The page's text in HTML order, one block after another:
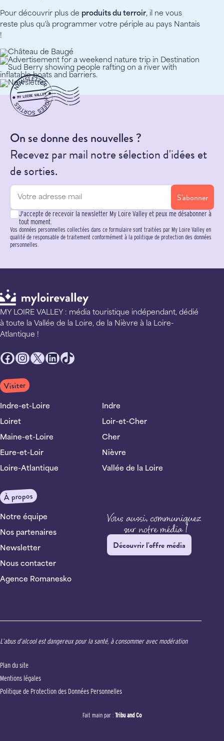
Pour découvrir plus de produits du terroir, il ne vous
reste plus qu'à programmer votre périple au pays Nantais
!
On se donne des nouvelles ?
Recevez par mail notre sélection d'idées et
de sorties.
S'abonner
J'accepte de recevoir la newsletter My Loire Valley et peux me désabonner à
tout moment.
Vos données personnelles collectées dans ce formulaire sont traitées par My Loire Valley en
qualité de responsable de traitement conformément à la politique de protection des données
personnelles.
MY LOIRE VALLEY : média touristique indépendant, dédié
à toute la Vallée de la Loire, de la Nièvre à la Loire-
Atlantique !
Facebook
Instagram
X LinkedIn
TikTok
Visiter
Indre-et-Loire Indre
Loiret Loir-et-Cher
Maine-et-Loire Cher
Eure-et-Loir Nièvre
Loire-Atlantique Vallée de la Loire
À propos
Notre équipe
Nos partenaires
Newsletter
Nous contacter
Agence Romanesko
Découvrir l'offre média
L’abus d’alcool est dangereux pour la santé, à consommer avec modération
Plan du site
Mentions légales
Politique de Protection des Données Personnelles
Fait main par : Tribu and Co